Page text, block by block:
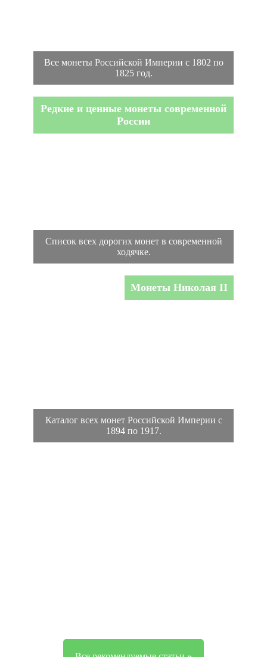
Все монеты Российской Империи с 1802 по
1825 год.
Редкие и ценные монеты современной
России
Список всех дорогих монет в современной
ходячке.
Монеты Николая II
Каталог всех монет Российской Империи с
1894 по 1917.